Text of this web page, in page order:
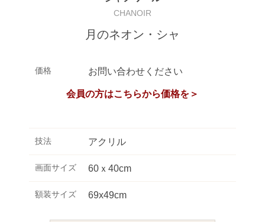
CHANOIR
月のネオン・シャ
価格 お問い合わせください
会員の方はこちらから価格を＞
技法 アクリル
画面サイズ 60ｘ40cm
額装サイズ 69x49cm